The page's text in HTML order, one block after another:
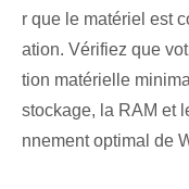
r que le matériel est
ation. Vérifiez que
tion matérielle
stockage, la RAM et
nnement optimal de